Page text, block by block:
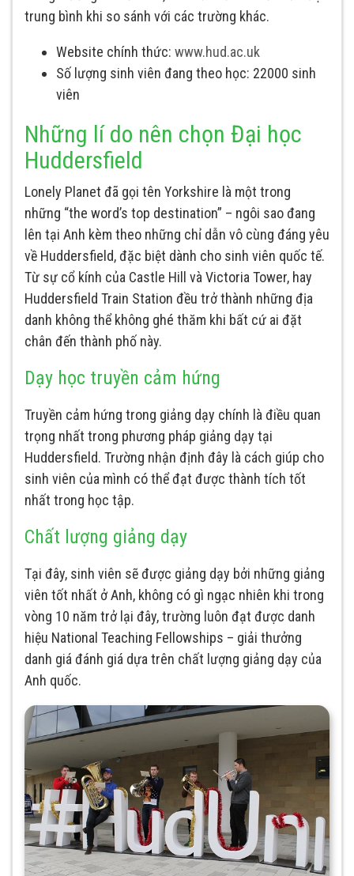
trung bình khi so sánh với các trường khác.
Website chính thức: www.hud.ac.uk
Số lượng sinh viên đang theo học: 22000 sinh
viên
Những lí do nên chọn Đại học
Huddersfield
Lonely Planet đã gọi tên Yorkshire là một trong
những “the word’s top destination” – ngôi sao đang
lên tại Anh kèm theo những chỉ dẫn vô cùng đáng yêu
về Huddersfield, đặc biệt dành cho sinh viên quốc tế.
Từ sự cổ kính của Castle Hill và Victoria Tower, hay
Huddersfield Train Station đều trở thành những địa
danh không thể không ghé thăm khi bất cứ ai đặt
chân đến thành phố này.
Dạy học truyền cảm hứng
Truyền cảm hứng trong giảng dạy chính là điều quan
trọng nhất trong phương pháp giảng dạy tại
Huddersfield. Trường nhận định đây là cách giúp cho
sinh viên của mình có thể đạt được thành tích tốt
nhất trong học tập.
Chất lượng giảng dạy
Tại đây, sinh viên sẽ được giảng dạy bởi những giảng
viên tốt nhất ở Anh, không có gì ngạc nhiên khi trong
vòng 10 năm trở lại đây, trường luôn đạt được danh
hiệu National Teaching Fellowships – giải thưởng
danh giá đánh giá dựa trên chất lượng giảng dạy của
Anh quốc.